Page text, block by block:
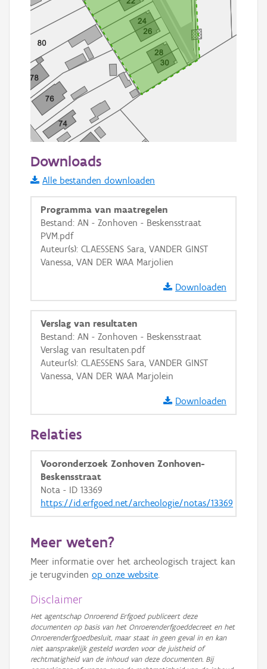
Informatie Vlaanderen
i
+
Basis Lagen
OSM-Basiskaart
Ortho
Downloads
Alle bestanden downloaden
Programma van maatregelen
Bestand: AN - Zonhoven - Beskensstraat
PVM.pdf
Auteur(s): CLAESSENS Sara, VANDER GINST
Vanessa, VAN DER WAA Marjolien
Downloaden
Verslag van resultaten
Bestand: AN - Zonhoven - Beskensstraat
Verslag van resultaten.pdf
Auteur(s): CLAESSENS Sara, VANDER GINST
Vanessa, VAN DER WAA Marjolein
Downloaden
Relaties
Vooronderzoek Zonhoven Zonhoven-
Beskensstraat
Nota - ID 13369
https://id.erfgoed.net/archeologie/notas/13369
Meer weten?
Meer informatie over het archeologisch traject kan
je terugvinden op onze website.
Disclaimer
Het agentschap Onroerend Erfgoed publiceert deze
documenten op basis van het Onroerenderfgoeddecreet en het
Onroerenderfgoedbesluit, maar staat in geen geval in en kan
niet aansprakelijk gesteld worden voor de juistheid of
rechtmatigheid van de inhoud van deze documenten. Bij